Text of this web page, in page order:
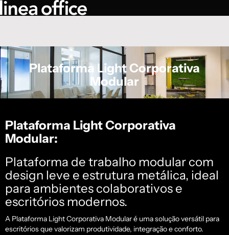
Plataforma Light Corporativa
Modular
Plataforma Light Corporativa
Modular:
Plataforma de trabalho modular com
design leve e estrutura metálica, ideal
para ambientes colaborativos e
escritórios modernos.
A Plataforma Light Corporativa Modular é uma solução versátil para
escritórios que valorizam produtividade, integração e conforto.